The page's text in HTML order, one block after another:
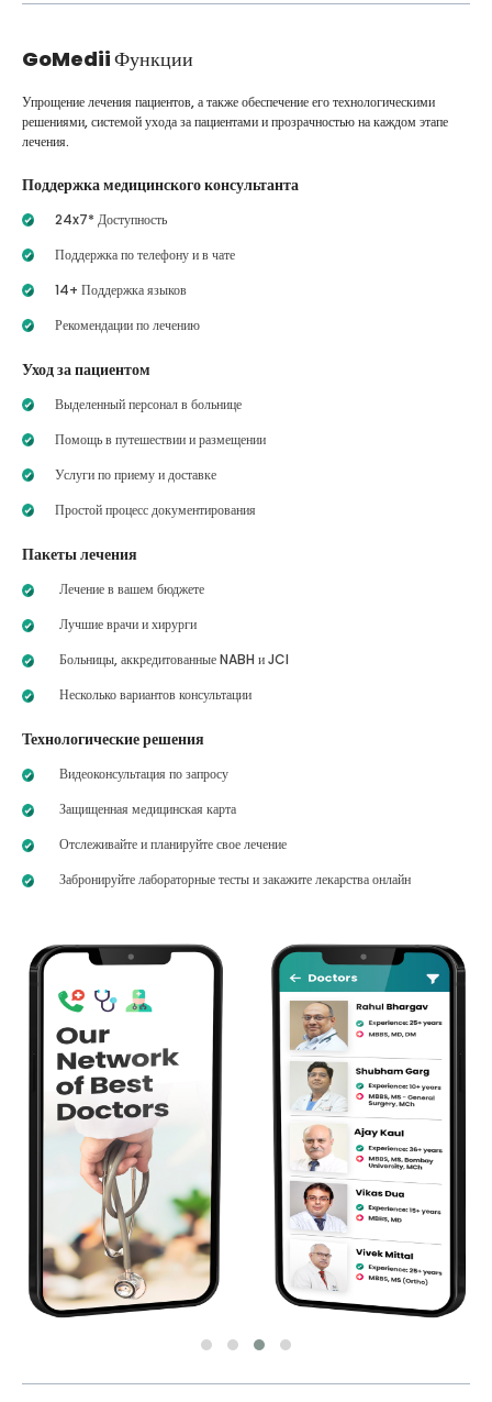
GoMediiФункции
Упрощение лечения пациентов, а также обеспечение его технологическими
решениями, системой ухода за пациентами и прозрачностью на каждом этапе
лечения.
Поддержка медицинского консультанта
24x7* Доступность
Поддержка по телефону и в чате
14+ Поддержка языков
Рекомендации по лечению
Уход за пациентом
Выделенный персонал в больнице
Помощь в путешествии и размещении
Услуги по приему и доставке
Простой процесс документирования
Пакеты лечения
Лечение в вашем бюджете
Лучшие врачи и хирурги
Больницы, аккредитованные NABH и JCI
Несколько вариантов консультации
Технологические решения
Видеоконсультация по запросу
Защищенная медицинская карта
Отслеживайте и планируйте свое лечение
Забронируйте лабораторные тесты и закажите лекарства онлайн